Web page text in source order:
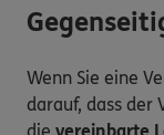
Wenn Sie eine
darauf, dass der